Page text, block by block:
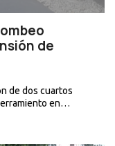
de
de dos cuartos
en…